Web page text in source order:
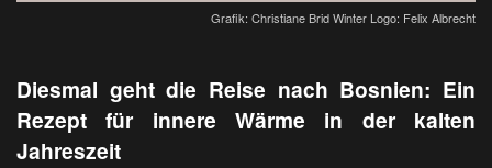
Grafik: Christiane Brid Winter Logo: Felix Albrecht
Diesmal geht die Reise nach Bosnien: Ein
Rezept für innere Wärme in der kalten
Jahreszeit